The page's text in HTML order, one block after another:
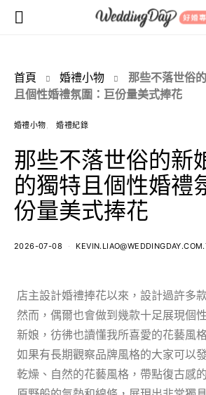
首頁 婚禮小物
那些不落世俗
且個性婚禮氛圍：巨份量美式捧花
婚禮小物 婚禮紀錄
那些不落世俗的新
的獨特且個性婚禮
份量美式捧花
2026-07-08
店主設計婚禮捧花以來，設計過許多
然而，偶爾也會做到幾款十足展現個
新娘，彷彿也讀懂我所喜愛的花藝風
如果有長期觀察品牌風格的大家可以
乾燥、自然的花藝風格，帶點復古感